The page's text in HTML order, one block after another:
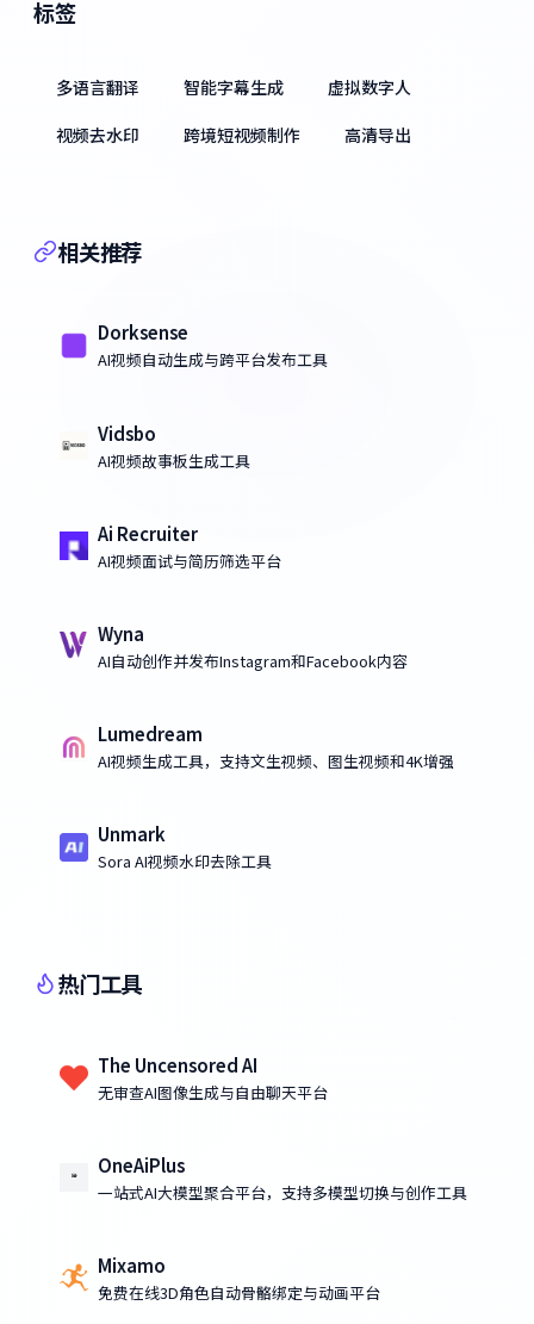
标签
多语言翻译 智能字幕生成
虚拟数字人
视频去水印
跨境短视频制作 高清导出
相关推荐
Dorksense
AI视频自动生成与跨平台发布工具
Vidsbo
AI视频故事板生成工具
Ai Recruiter
AI视频面试与简历筛选平台
Wyna
AI自动创作并发布Instagram和Facebook内容
Lumedream
AI视频生成工具，支持文生视频、图生视频和4K增强
Unmark
Sora AI视频水印去除工具
热门工具
The Uncensored AI
无审查AI图像生成与自由聊天平台
OneAiPlus
一站式AI大模型聚合平台，支持多模型切换与创作工具
Mixamo
免费在线3D角色自动骨骼绑定与动画平台